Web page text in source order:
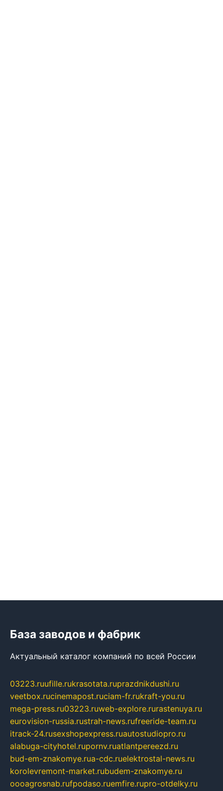
База заводов и фабрик
Актуальный каталог компаний по всей России
03223.ruufille.rukrasotata.ruprazdnikdushi.ru
veetbox.rucinemapost.ruciam-fr.rukraft-you.ru
mega-press.ru03223.ruweb-explore.rurastenuya.ru
eurovision-russia.rustrah-news.rufreeride-team.ru
itrack-24.rusexshopexpress.ruautostudiopro.ru
alabuga-cityhotel.rupornv.ruatlantpereezd.ru
bud-em-znakomye.rua-cdc.ruelektrostal-news.ru
korolevremont-market.rubudem-znakomye.ru
oooagrosnab.rufpodaso.ruemfire.rupro-otdelky.ru